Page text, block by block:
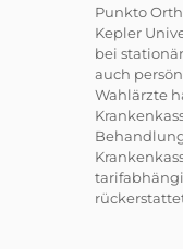
Punkto
Kepler
bei
auch
Wahlärzte